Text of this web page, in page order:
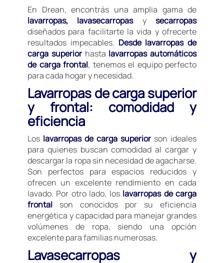
En Drean, encontrás una amplia gama de
lavarropas, lavasecarropasysecarropas
diseñados para facilitarte la vida y ofrecerte
resultados impecables. Desde lavarropas de
carga superiorhasta lavarropas automáticos
de carga frontal, tenemos el equipo perfecto
para cada hogar y necesidad.
Lavarropas de carga superior
y frontal: comodidad y
eficiencia
Los lavarropas de carga superior son ideales
para quienes buscan comodidad al cargar y
descargar la ropa sin necesidad de agacharse.
Son perfectos para espacios reducidos y
ofrecen un excelente rendimiento en cada
lavado. Por otro lado, los lavarropas de carga
frontal son conocidos por su eficiencia
energética y capacidad para manejar grandes
volúmenes de ropa, siendo una opción
excelente para familias numerosas.
Lavasecarropas y